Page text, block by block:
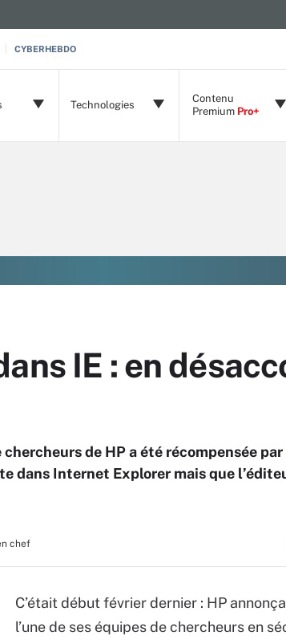
CYBERHEBDO
Technologies
Contenu
Premium Pro+
IE : en
de HP a été récompensée
dans Internet Explorer mais que
chef
C’était début février dernier : HP
l’une de ses équipes de chercheurs en